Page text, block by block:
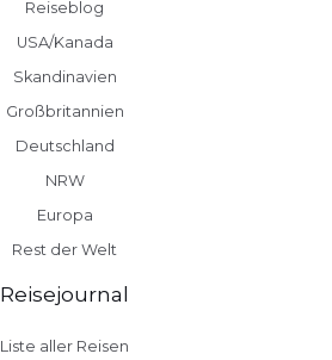
Reiseblog
USA/Kanada
Skandinavien
Großbritannien
Deutschland
NRW
Europa
Rest der Welt
Reisejournal
Liste aller Reisen